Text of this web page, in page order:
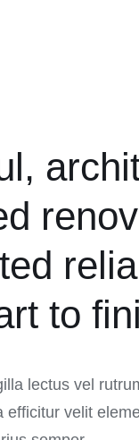
to
lectus vel
efficitur velit